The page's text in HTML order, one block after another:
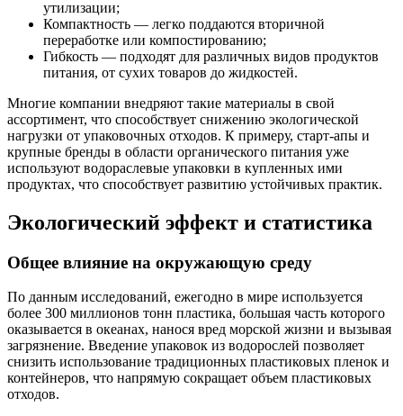
утилизации;
Компактность — легко поддаются вторичной
переработке или компостированию;
Гибкость — подходят для различных видов продуктов
питания, от сухих товаров до жидкостей.
Многие компании внедряют такие материалы в свой
ассортимент, что способствует снижению экологической
нагрузки от упаковочных отходов. К примеру, старт-апы и
крупные бренды в области органического питания уже
используют водораслевые упаковки в купленных ими
продуктах, что способствует развитию устойчивых практик.
Экологический эффект и статистика
Общее влияние на окружающую среду
По данным исследований, ежегодно в мире используется
более 300 миллионов тонн пластика, большая часть которого
оказывается в океанах, нанося вред морской жизни и вызывая
загрязнение. Введение упаковок из водорослей позволяет
снизить использование традиционных пластиковых пленок и
контейнеров, что напрямую сокращает объем пластиковых
отходов.